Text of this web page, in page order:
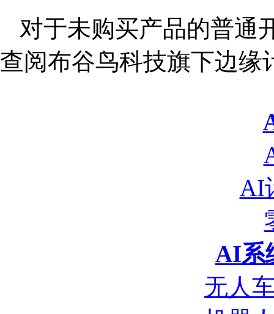
对于未购买产品的普通
查阅布谷鸟科技旗下边缘
AI
AI系
无人